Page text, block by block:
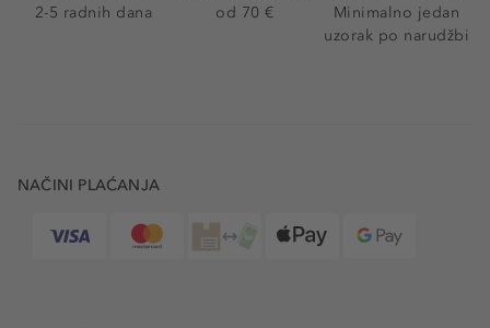
2-5 radnih dana
od 70 €
Minimalno jedan
uzorak po narudžbi
NAČINI PLAĆANJA